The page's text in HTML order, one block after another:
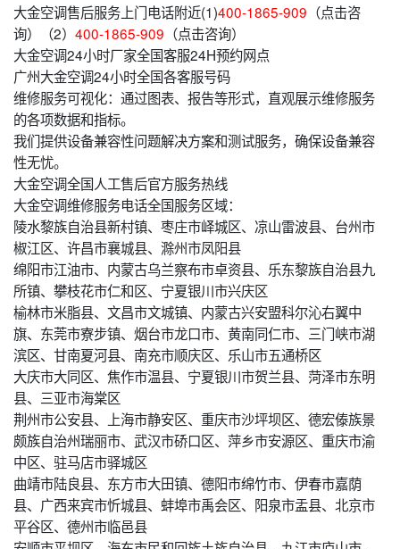
大金空调售后服务上门电话附近(1)400-1865-909 （点击咨
询）（2） 400-1865-909 （点击咨询）
大金空调24小时厂家全国客服24H预约网点
广州大金空调24小时全国各客服号码
维修服务可视化：通过图表、报告等形式，直观展示维修服务
的各项数据和指标。
我们提供设备兼容性问题解决方案和测试服务，确保设备兼容
性无忧。
大金空调全国人工售后官方服务热线
大金空调维修服务电话全国服务区域：
陵水黎族自治县新村镇、枣庄市峄城区、凉山雷波县、台州市
椒江区、许昌市襄城县、滁州市凤阳县
绵阳市江油市、内蒙古乌兰察布市卓资县、乐东黎族自治县九
所镇、攀枝花市仁和区、宁夏银川市兴庆区
榆林市米脂县、文昌市文城镇、内蒙古兴安盟科尔沁右翼中
旗、东莞市寮步镇、烟台市龙口市、黄南同仁市、三门峡市湖
滨区、甘南夏河县、南充市顺庆区、乐山市五通桥区
大庆市大同区、焦作市温县、宁夏银川市贺兰县、菏泽市东明
县、三亚市海棠区
荆州市公安县、上海市静安区、重庆市沙坪坝区、德宏傣族景
颇族自治州瑞丽市、武汉市硚口区、萍乡市安源区、重庆市渝
中区、驻马店市驿城区
曲靖市陆良县、东方市大田镇、德阳市绵竹市、伊春市嘉荫
县、广西来宾市忻城县、蚌埠市禹会区、阳泉市盂县、北京市
平谷区、德州市临邑县